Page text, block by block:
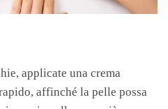
applicate una crema
affinché la pelle possa